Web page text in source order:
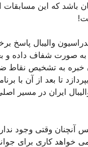
باشد که این
والیبال پاسخ
به صورت شفاف داده و
خبره به تشخیص نقاط
تا بعد از آن با
ایران در مسیر
آنچنان وقتی وجود
خواهد کاری برای